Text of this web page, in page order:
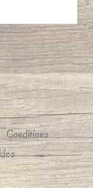
Conditions